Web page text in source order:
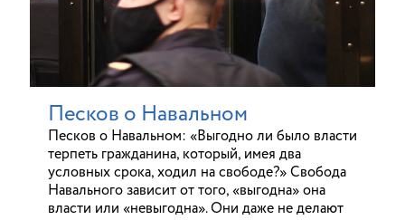
Песков о Навальном
Песков о Навальном: «Выгодно ли было власти
терпеть гражданина, который, имея два
условных срока, ходил на свободе?» Свобода
Навального зависит от того, «выгодна» она
власти или «невыгодна». Они даже не делают